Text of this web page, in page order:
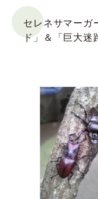
セレネサマーガ
ド」＆「巨大迷